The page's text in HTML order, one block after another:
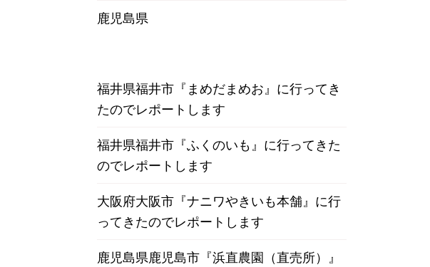
鹿児島県
福井県福井市『まめだまめお』に行ってき
たのでレポートします
福井県福井市『ふくのいも』に行ってきた
のでレポートします
大阪府大阪市『ナニワやきいも本舗』に行
ってきたのでレポートします
鹿児島県鹿児島市『浜直農園（直売所）』